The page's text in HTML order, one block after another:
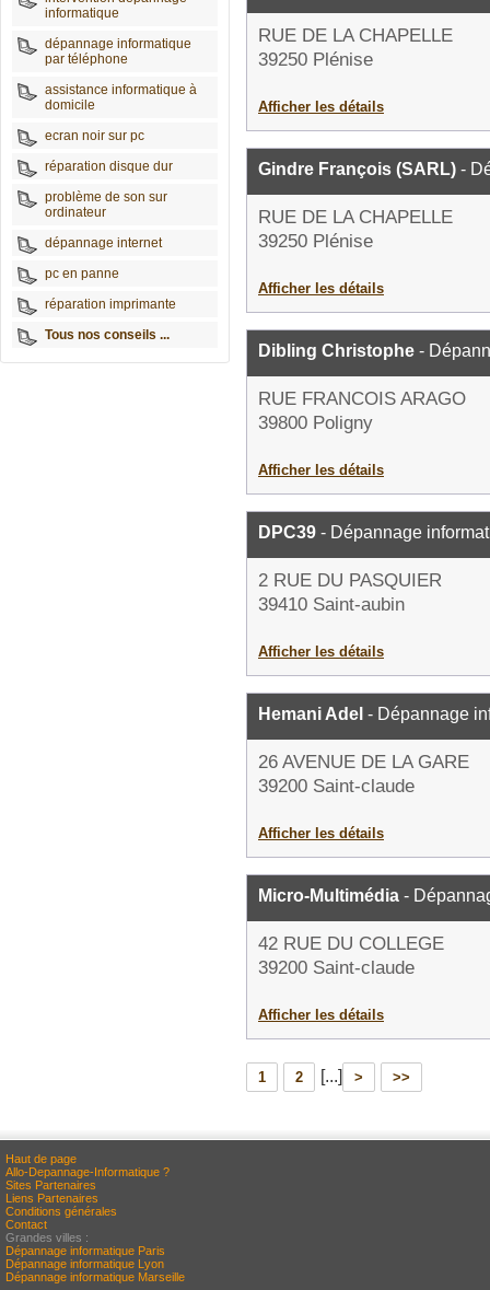
informatique
dépannage informatique
par téléphone
assistance informatique à
domicile
ecran noir sur pc
réparation disque dur
problème de son sur
ordinateur
dépannage internet
pc en panne
réparation imprimante
Tous nos conseils ...
RUE DE LA CHAPELLE
39250 Plénise
Afficher les détails
Gindre François (SARL) -
RUE DE LA CHAPELLE
39250 Plénise
Afficher les détails
Dibling Christophe -
RUE FRANCOIS ARAGO
39800 Poligny
Afficher les détails
DPC39 - Dépannage
2 RUE DU PASQUIER
39410 Saint-aubin
Afficher les détails
Hemani Adel - Dépannage
26 AVENUE DE LA GARE
39200 Saint-claude
Afficher les détails
Micro-Multimédia -
42 RUE DU COLLEGE
39200 Saint-claude
Afficher les détails
1 2 [...] > >>
Haut de page
Allo-Depannage-Informatique ?
Sites Partenaires
Liens Partenaires
Conditions générales
Contact
Grandes villes :
Dépannage informatique Paris
Dépannage informatique Lyon
Dépannage informatique Marseille